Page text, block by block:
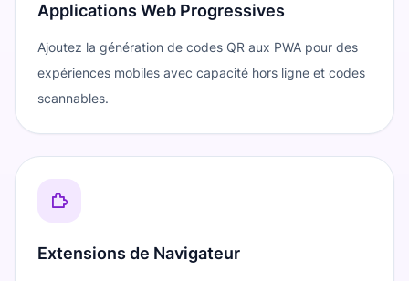
Applications Web Progressives
Ajoutez la génération de codes QR aux PWA pour des
expériences mobiles avec capacité hors ligne et codes
scannables.
Extensions de Navigateur